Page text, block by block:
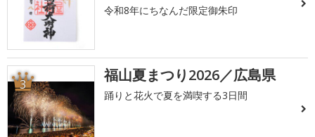
令和8年にちなんだ限定御朱印
3 福山夏まつり2026／広島県
踊りと花火で夏を満喫する3日間